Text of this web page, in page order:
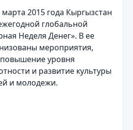
2015 года Кыргызстан
глобальной
Неделя Денег». В ее
мероприятия,
уровня
и развитие культуры
и молодежи.